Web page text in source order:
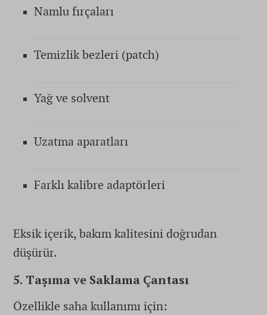
Namlu fırçaları
Temizlik bezleri (patch)
Yağ ve solvent
Uzatma aparatları
Farklı kalibre adaptörleri
Eksik içerik, bakım kalitesini doğrudan
düşürür.
5. Taşıma ve Saklama Çantası
Özellikle saha kullanımı için: